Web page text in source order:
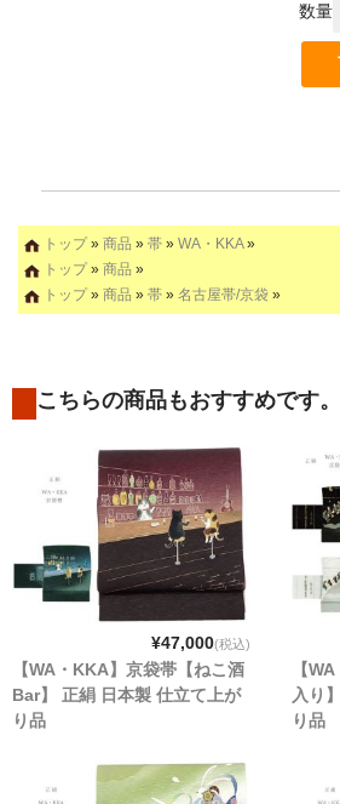
数量
トップ» 商品 » 帯 » WA・KKA»
トップ» 商品 »
トップ» 商品 » 帯 » 名古屋帯/京袋 »
こちらの商品もおすすめです。
¥47,000(税込)
【WA・KKA】京袋帯【ねこ酒
Bar】 正絹 日本製 仕立て上が
り品
【
入り
り品